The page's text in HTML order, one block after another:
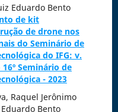
Eduardo Bento
de kit
de drone nos
do Seminário de
do IFG: v.
Seminário de
- 2023
Raquel Jerônimo
Bento